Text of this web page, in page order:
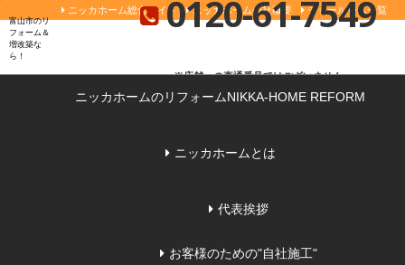
ニッカホーム総合サイト ニッカホーム会社概要 ショールーム一覧
富山市のリ
フォーム＆
増改築な
ら
0120-61-7549
※店舗への直通番号ではございません
ニッカホームのリフォームNIKKA-HOME REFORM
ニッカホームとは
代表挨拶
お客様のための"自社施工"